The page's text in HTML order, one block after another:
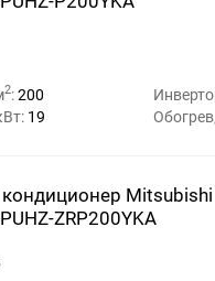
2:200
19
Mitsubishi
ZRP200YKA